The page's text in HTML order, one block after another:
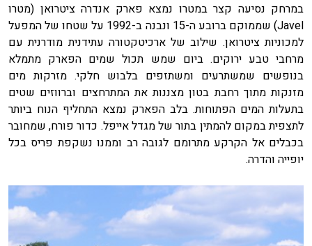
במרחק נסיעה קצר במטרו נמצא פארק אנדרה ציטרואן (מטרו
Javel) שממוקם ברובע ה-15 ונבנה ב-1992 על שטחו של המפעל
למכוניות ציטרואן. שילוב של ארכיטקטורה עתידנית מודרנית עם
מרחבי טבע ירוקים. ביום שמש תכול שמים הפארק מתמלא
בנופשים שמשתרעים ומשתזפים בלבוש חלקי. מזרקות מים
מזנקות מתוך רחבת בטון מצננות את המתרחצים וברווזים שטים
בתעלות המים הפתוחות. בלב הפארק נמצא התחליף הנוח ביותר
לתצפית במקום להמתין בתור של מגדל אייפל. כדור פורח, שמחובר
בכבלים אל הקרקע מתרומם לגובה רב וממנו נשקפת פריס בכל
יופייה והדרה.